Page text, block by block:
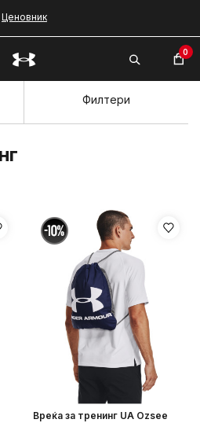
Ценовник
0
Филтери
Вреќа за тренинг UA Ozsee